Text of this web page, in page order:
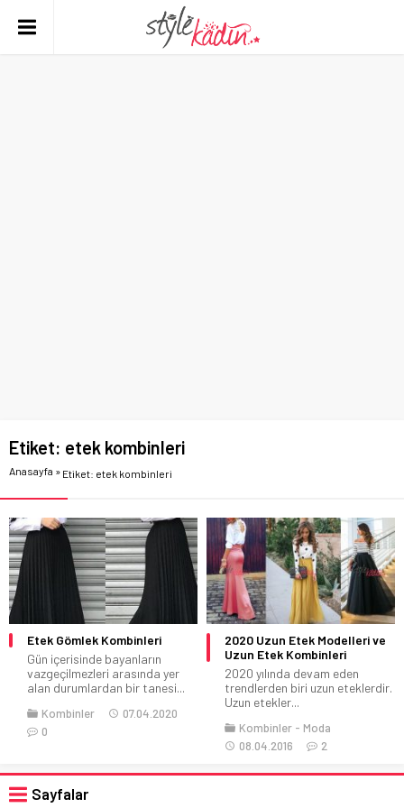
Etiket: etek kombinleri
Anasayfa » Etiket: etek kombinleri
Etek Gömlek Kombinleri
Gün içerisinde bayanların
vazgeçilmezleri arasında yer
alan durumlardan bir tanesi...
Kombinler
07.04.2020
0
2020 Uzun Etek Modelleri ve
Uzun Etek Kombinleri
2020 yılında devam eden
trendlerden biri uzun eteklerdir.
Uzun etekler...
Kombinler
Moda
08.04.2016
2
Sayfalar